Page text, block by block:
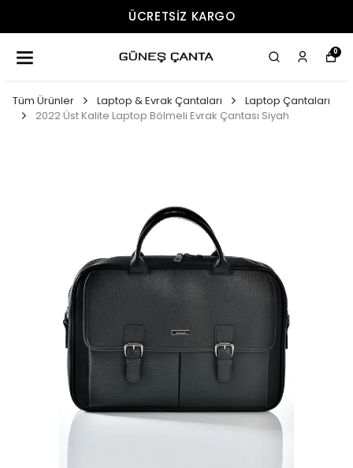
ÜCRETSIZ KARGO
0
Tüm Ürünler Laptop & Evrak Çantaları
Laptop Çantaları
2022 Üst Kalite Laptop Bölmeli Evrak Çantası Siyah